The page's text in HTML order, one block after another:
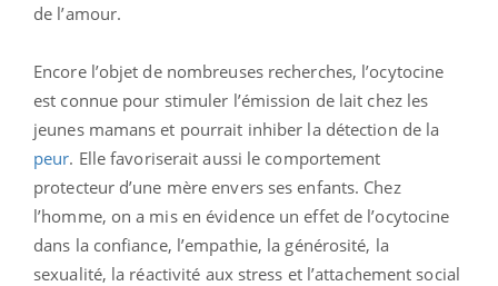
de l’amour.
Encore l’objet de nombreuses recherches, l’ocytocine
est connue pour stimuler l’émission de lait chez les
jeunes mamans et pourrait inhiber la détection de la
peur. Elle favoriserait aussi le comportement
protecteur d’une mère envers ses enfants. Chez
l’homme, on a mis en évidence un effet de l’ocytocine
dans la confiance, l’empathie, la générosité, la
sexualité, la réactivité aux stress et l’attachement social